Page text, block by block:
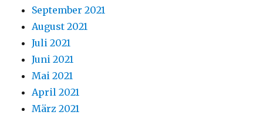
September 2021
August 2021
Juli 2021
Juni 2021
Mai 2021
April 2021
März 2021